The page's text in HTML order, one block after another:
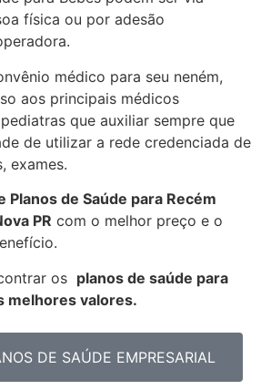
física ou por adesão
médico para seu neném,
aos principais médicos
que auxiliar sempre que
de utilizar a rede credenciada de
exames.
Planos de Saúde para Recém
PR com o melhor preço e o
os planos de saúde para
melhores valores.
DE SAÚDE EMPRESARIAL